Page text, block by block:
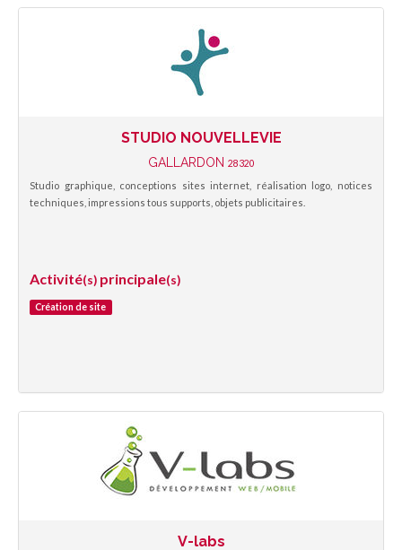
STUDIO NOUVELLEVIE
GALLARDON 28320
Studio graphique, conceptions sites internet, réalisation logo, notices
techniques, impressions tous supports, objets publicitaires.
Activité(s) principale(s)
Création de site
V-labs